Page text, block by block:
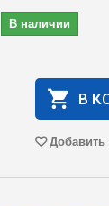
В наличии
В
Добавить